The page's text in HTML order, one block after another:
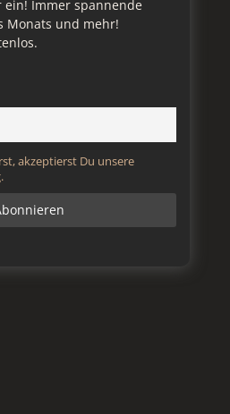
ein! Immer spannende
Monats und mehr!
akzeptierst Du unsere